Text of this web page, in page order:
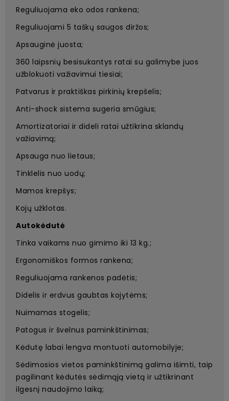
Reguliuojama eko odos rankena;
Reguliuojami 5 taškų saugos diržos;
Apsauginė juosta;
360 laipsnių besisukantys ratai su galimybe juos
užblokuoti važiavimui tiesiai;
Patvarus ir praktiškas pirkinių krepšelis;
Anti-shock sistema sugeria smūgius;
Amortizatoriai ir dideli ratai užtikrina sklandų
važiavimą;
Apsauga nuo lietaus;
Tinklelis nuo uodų;
Mamos krepšys;
Kojų užklotas.
Autokėdutė
Tinka vaikams nuo gimimo iki 13 kg.;
Ergonomiškos formos rankena;
Reguliuojama rankenos padėtis;
Didelis ir erdvus gaubtas kojytėms;
Nuimamas stogelis;
Patogus ir švelnus paminkštinimas;
Kėdutę labai lengva montuoti automobilyje;
Sėdimosios vietos paminkštinimą galima išimti, taip
pagilinant kėdutės sėdimąją vietą ir užtikrinant
ilgesnį naudojimo laiką;